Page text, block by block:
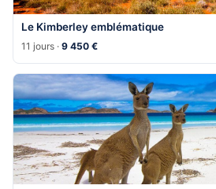
Le Kimberley emblématique
11 jours ·9 450 €